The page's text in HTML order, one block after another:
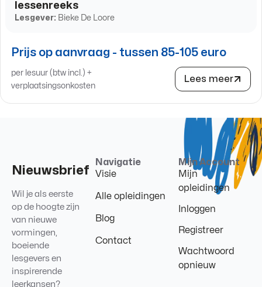
lessenreeks
Lesgever: Bieke De Loore
Prijs op aanvraag - tussen 85-105 euro
per lesuur (btw incl.) +
verplaatsingsonkosten
Lees meer
Nieuwsbrief
Wil je als eerste
op de hoogte zijn
van nieuwe
vormingen,
boeiende
lesgevers en
inspirerende
leerkansen?
Navigatie
Visie
Alle opleidingen
Blog
Contact
Mijn Account
Mijn
opleidingen
Inloggen
Registreer
Wachtwoord
opnieuw